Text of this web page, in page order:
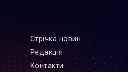
Стрiчка новин
Редакцiя
Контакти